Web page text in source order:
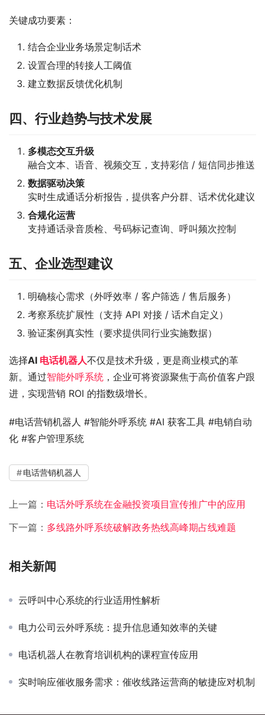
关键成功要素：
结合企业业务场景定制话术
设置合理的转接人工阈值
建立数据反馈优化机制
四、行业趋势与技术发展
多模态交互升级
融合文本、语音、视频交互，支持彩信 / 短信同步推送
数据驱动决策
实时生成通话分析报告，提供客户分群、话术优化建议
合规化运营
支持通话录音质检、号码标记查询、呼叫频次控制
五、企业选型建议
明确核心需求（外呼效率 / 客户筛选 / 售后服务）
考察系统扩展性（支持 API 对接 / 话术自定义）
验证案例真实性（要求提供同行业实施数据）
选择AI 电话机器人不仅是技术升级，更是商业模式的革
新。通过智能外呼系统 ，企业可将资源聚焦于高价值客户跟
进，实现营销 ROI 的指数级增长。
#电话营销机器人 #智能外呼系统 #AI 获客工具 #电销自动
化 #客户管理系统
电话营销机器人
上一篇： 电话外呼系统在金融投资项目宣传推广中的应用
下一篇： 多线路外呼系统破解政务热线高峰期占线难题
相关新闻
云呼叫中心系统的行业适用性解析
电力公司云外呼系统：提升信息通知效率的关键
电话机器人在教育培训机构的课程宣传应用
实时响应催收服务需求：催收线路运营商的敏捷应对机制